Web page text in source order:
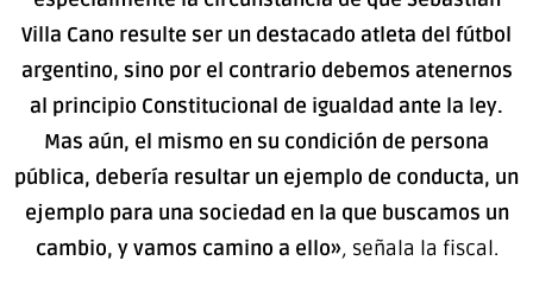
Villa Cano resulte ser un destacado atleta del fútbol
argentino, sino por el contrario debemos atenernos
al principio Constitucional de igualdad ante la ley.
Mas aún, el mismo en su condición de persona
pública, debería resultar un ejemplo de conducta, un
ejemplo para una sociedad en la que buscamos un
cambio, y vamos camino a ello», señala la fiscal.